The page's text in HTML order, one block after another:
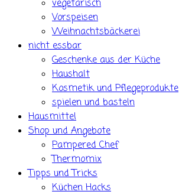
vegetarisch
Vorspeisen
Weihnachtsbäckerei
nicht essbar
Geschenke aus der Küche
Haushalt
Kosmetik und Pflegeprodukte
spielen und basteln
Hausmittel
Shop und Angebote
Pampered Chef
Thermomix
Tipps und Tricks
Küchen Hacks